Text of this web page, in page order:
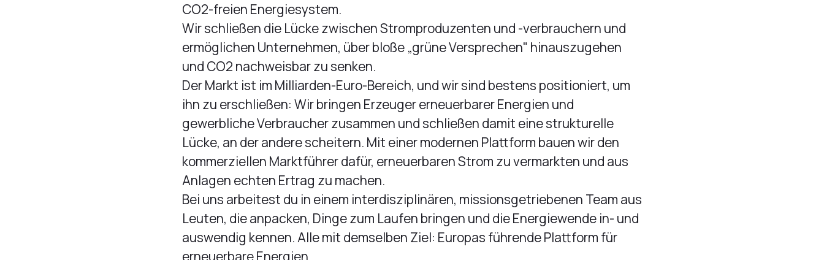
CO2-freien Energiesystem.
Wir schließen die Lücke zwischen Stromproduzenten und -verbrauchern und
ermöglichen Unternehmen, über bloße „grüne Versprechen" hinauszugehen
und CO2 nachweisbar zu senken.
Der Markt ist im Milliarden-Euro-Bereich, und wir sind bestens positioniert, um
ihn zu erschließen: Wir bringen Erzeuger erneuerbarer Energien und
gewerbliche Verbraucher zusammen und schließen damit eine strukturelle
Lücke, an der andere scheitern. Mit einer modernen Plattform bauen wir den
kommerziellen Marktführer dafür, erneuerbaren Strom zu vermarkten und aus
Anlagen echten Ertrag zu machen.
Bei uns arbeitest du in einem interdisziplinären, missionsgetriebenen Team aus
Leuten, die anpacken, Dinge zum Laufen bringen und die Energiewende in- und
auswendig kennen. Alle mit demselben Ziel: Europas führende Plattform für
erneuerbare Energien.